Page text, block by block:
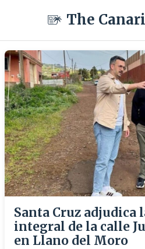
The
Santa Cruz adjudica
integral de la calle
en Llano del Moro